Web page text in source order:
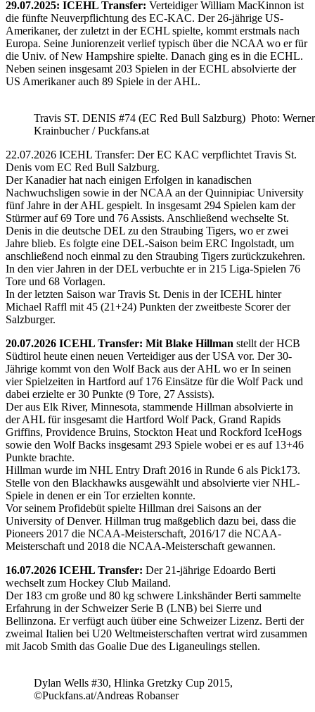
29.07.2025: ICEHL Transfer: Verteidiger William MacKinnon ist
die fünfte Neuverpflichtung des EC-KAC. Der 26-jährige US-
Amerikaner, der zuletzt in der ECHL spielte, kommt erstmals nach
Europa. Seine Juniorenzeit verlief typisch über die NCAA wo er für
die Univ. of New Hampshire spielte. Danach ging es in die ECHL.
Neben seinen insgesamt 203 Spielen in der ECHL absolvierte der
US Amerikaner auch 89 Spiele in der AHL.
Travis ST. DENIS #74 (EC Red Bull Salzburg) Photo: Werner
Krainbucher / Puckfans.at
22.07.2026 ICEHL Transfer: Der EC KAC verpflichtet Travis St.
Denis vom EC Red Bull Salzburg.
Der Kanadier hat nach einigen Erfolgen in kanadischen
Nachwuchsligen sowie in der NCAA an der Quinnipiac University
fünf Jahre in der AHL gespielt. In insgesamt 294 Spielen kam der
Stürmer auf 69 Tore und 76 Assists. Anschließend wechselte St.
Denis in die deutsche DEL zu den Straubing Tigers, wo er zwei
Jahre blieb. Es folgte eine DEL-Saison beim ERC Ingolstadt, um
anschließend noch einmal zu den Straubing Tigers zurückzukehren.
In den vier Jahren in der DEL verbuchte er in 215 Liga-Spielen 76
Tore und 68 Vorlagen.
In der letzten Saison war Travis St. Denis in der ICEHL hinter
Michael Raffl mit 45 (21+24) Punkten der zweitbeste Scorer der
Salzburger.
20.07.2026 ICEHL Transfer: Mit Blake Hillman stellt der HCB
Südtirol heute einen neuen Verteidiger aus der USA vor. Der 30-
Jährige kommt von den Wolf Back aus der AHL wo er In seinen
vier Spielzeiten in Hartford auf 176 Einsätze für die Wolf Pack und
dabei erzielte er 30 Punkte (9 Tore, 27 Assists).
Der aus Elk River, Minnesota, stammende Hillman absolvierte in
der AHL für insgesamt die Hartford Wolf Pack, Grand Rapids
Griffins, Providence Bruins, Stockton Heat und Rockford IceHogs
sowie den Wolf Backs insgesamt 293 Spiele wobei er es auf 13+46
Punkte brachte.
Hillman wurde im NHL Entry Draft 2016 in Runde 6 als Pick173.
Stelle von den Blackhawks ausgewählt und absolvierte vier NHL-
Spiele in denen er ein Tor erzielten konnte.
Vor seinem Profidebüt spielte Hillman drei Saisons an der
University of Denver. Hillman trug maßgeblich dazu bei, dass die
Pioneers 2017 die NCAA-Meisterschaft, 2016/17 die NCAA-
Meisterschaft und 2018 die NCAA-Meisterschaft gewannen.
16.07.2026 ICEHL Transfer: Der 21-jährige Edoardo Berti
wechselt zum Hockey Club Mailand.
Der 183 cm große und 80 kg schwere Linkshänder Berti sammelte
Erfahrung in der Schweizer Serie B (LNB) bei Sierre und
Bellinzona. Er verfügt auch üüber eine Schweizer Lizenz. Berti der
zweimal Italien bei U20 Weltmeisterschaften vertrat wird zusammen
mit Jacob Smith das Goalie Due des Liganeulings stellen.
Dylan Wells #30, Hlinka Gretzky Cup 2015,
©Puckfans.at/Andreas Robanser